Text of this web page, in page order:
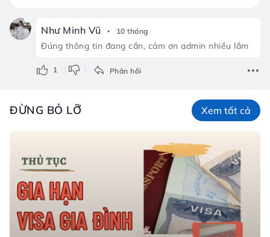
Như Minh Vũ 10 tháng
Đúng thông tin đang cần, cảm ơn admin nhiều lắm
1 Phản hồi
ĐỪNG BỎ LỠ Xem tất cả